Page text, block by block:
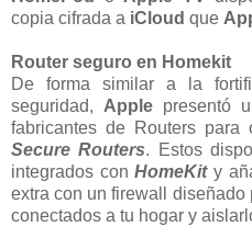
copia cifrada a iCloud que
Router seguro en Homekit
De forma similar a la
seguridad, Apple presentó
fabricantes de Routers para
Secure Routers. Estos
integrados conHomeKity
extra con un firewall
conectados a tu hogar y